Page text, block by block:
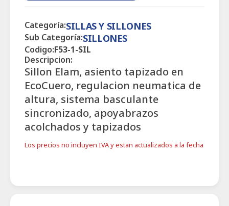
Categoría:SILLAS Y SILLONES
Sub Categoría:SILLONES
Codigo:F53-1-SIL
Descripcion:
Sillon Elam, asiento tapizado en
EcoCuero, regulacion neumatica de
altura, sistema basculante
sincronizado, apoyabrazos
acolchados y tapizados
Los precios no incluyen IVA y estan actualizados a la fecha